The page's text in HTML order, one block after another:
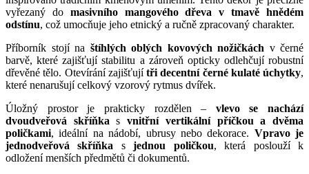
vyřezaný do masivního mangového dřeva v tmavě hnědém
odstínu, což umocňuje jeho etnický a ručně zpracovaný charakter.
Příborník stojí na štíhlých oblých kovových nožičkách v černé
barvě, které zajišťují stabilitu a zároveň opticky odlehčují robustní
dřevěné tělo. Otevírání zajišťujítři decentní černé kulaté úchytky,
které nenarušují celkový vzorový rytmus dvířek.
Úložný prostor je prakticky rozdělen – vlevo se nachází
dvoudveřová skříňka svnitřní vertikální příčkou a dvěma
poličkami, ideální na nádobí, ubrusy nebo dekorace. Vpravo je
jednodveřová skříňka sjednou poličkou, která poslouží k
odložení menších předmětů či dokumentů.